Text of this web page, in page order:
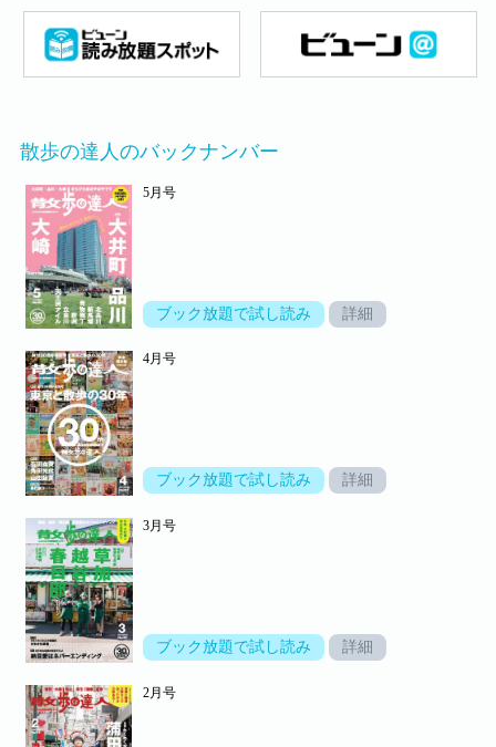
散歩の達人のバックナンバー
5月号
ブック放題で試し読み 詳細
4月号
ブック放題で試し読み 詳細
3月号
ブック放題で試し読み 詳細
2月号